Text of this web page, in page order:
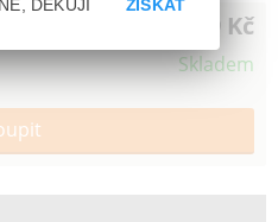
199 Kč
Skladem
ZÍSKAT
NE, DĚKUJI